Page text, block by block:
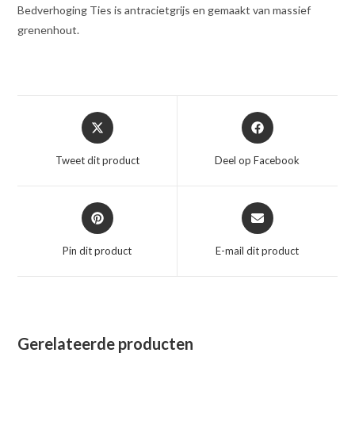
Bedverhoging Ties is antracietgrijs en gemaakt van massief
grenenhout.
Opent
in
nieuw
Tweet dit product
Opent
in
nieuw
Deel op Facebook
Opent
in
nieuw
Pin dit product
Opent
in
nieuw
E-mail dit product
Gerelateerde producten